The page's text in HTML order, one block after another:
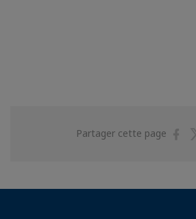
Partager cette page